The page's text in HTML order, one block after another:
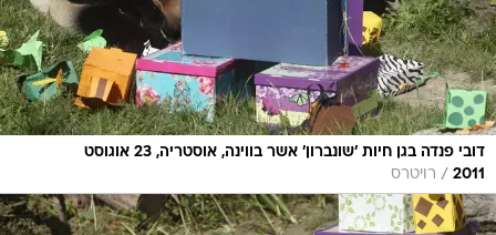
דובי פנדה בגן חיות 'שונברון' אשר בווינה, אוסטריה, 23 אוגוסט
2011
/ רויטרס